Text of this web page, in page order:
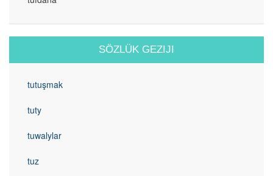
SÖZLÜK GEZIJI
tutuşmak
tuty
tuwalylar
tuz